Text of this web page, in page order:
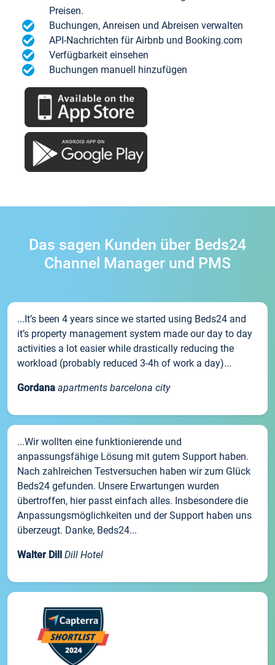
Preisen.
Buchungen, Anreisen und Abreisen verwalten
API-Nachrichten für Airbnb und Booking.com
Verfügbarkeit einsehen
Buchungen manuell hinzufügen
Das sagen Kunden über Beds24
Channel Manager und PMS
...It’s been 4 years since we started using Beds24 and
it’s property management system made our day to day
activities a lot easier while drastically reducing the
workload (probably reduced 3-4h of work a day)...
Gordana apartments barcelona city
...Wir wollten eine funktionierende und
anpassungsfähige Lösung mit gutem Support haben.
Nach zahlreichen Testversuchen haben wir zum Glück
Beds24 gefunden. Unsere Erwartungen wurden
übertroffen, hier passt einfach alles. Insbesondere die
Anpassungsmöglichkeiten und der Support haben uns
überzeugt. Danke, Beds24...
Walter Dill Dill Hotel